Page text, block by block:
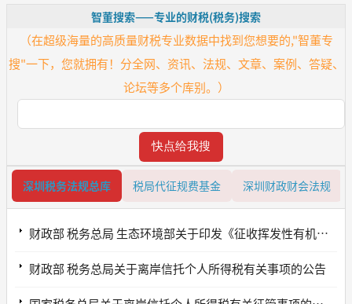
智董搜索——专业的财税(税务)搜索
（在超级海量的高质量财税专业数据中找到您想要的,"智董专
搜"一下，您就拥有！分全网、资讯、法规、文章、案例、答疑、
论坛等多个库别。）
深圳税务法规总库 税局代征规费基金 深圳财政财会法规
财政部 税务总局 生态环境部关于印发《征收挥发性有机物环境保护税试点实施办法》的通知
财政部 税务总局关于离岸信托个人所得税有关事项的公告